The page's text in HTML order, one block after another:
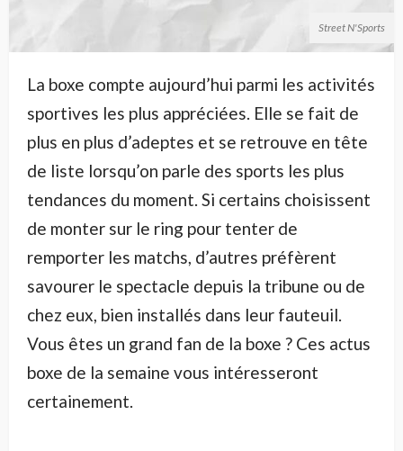
Street N'Sports
La boxe compte aujourd’hui parmi les activités
sportives les plus appréciées. Elle se fait de
plus en plus d’adeptes et se retrouve en tête
de liste lorsqu’on parle des sports les plus
tendances du moment. Si certains choisissent
de monter sur le ring pour tenter de
remporter les matchs, d’autres préfèrent
savourer le spectacle depuis la tribune ou de
chez eux, bien installés dans leur fauteuil.
Vous êtes un grand fan de la boxe ? Ces actus
boxe de la semaine vous intéresseront
certainement.